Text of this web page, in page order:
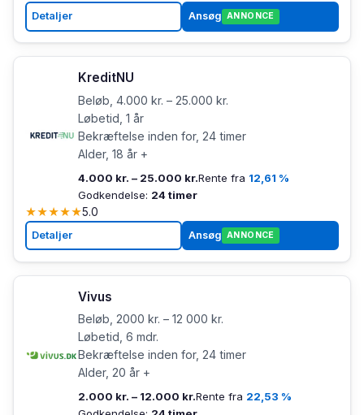
Detaljer Ansøg ANNONCE
KreditNU
Beløb, 4.000 kr. – 25.000 kr.
Løbetid, 1 år
Bekræftelse inden for, 24 timer
Alder, 18 år +
4.000 kr. – 25.000 kr.Rente fra 12,61 %
Godkendelse: 24 timer
★★★★★5.0
Detaljer Ansøg ANNONCE
Vivus
Beløb, 2000 kr. – 12 000 kr.
Løbetid, 6 mdr.
Bekræftelse inden for, 24 timer
Alder, 20 år +
2.000 kr. – 12.000 kr.Rente fra 22,53 %